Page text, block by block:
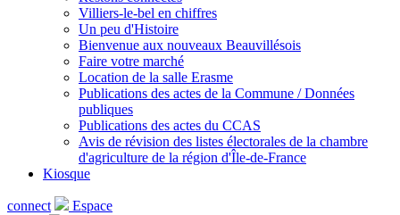
Villiers-le-bel en chiffres
Un peu d'Histoire
Bienvenue aux nouveaux Beauvillésois
Faire votre marché
Location de la salle Erasme
Publications des actes de la Commune / Données
publiques
Publications des actes du CCAS
Avis de révision des listes électorales de la chambre
d'agriculture de la région d'Île-de-France
Kiosque
connect
Espace